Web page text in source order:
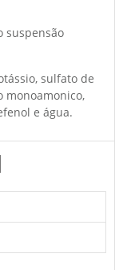
suspensão
sulfato de
monoamonico,
e água.